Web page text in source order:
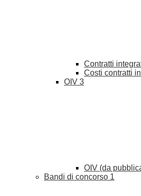
Contratti
Costi contratti
OIV 3
OIV (da
Bandi di concorso 1